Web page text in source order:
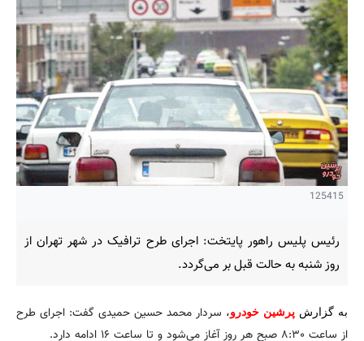
125415
رئیس پلیس راهور پایتخت: اجرای طرح ترافیک در شهر تهران از
روز شنبه به حالت قبل بر می‌گردد.
به گزارش پرشین خودرو، سردار محمد حسین حمیدی گفت: اجرای طرح
از ساعت ۸:۳۰ صبح هر روز آغاز می‌شود و تا ساعت ۱۶ ادامه دارد.